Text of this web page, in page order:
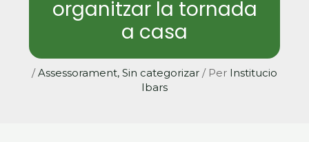
organitzar la tornada
a casa
/Assessorament, Sin categorizar / Per Institucio
Ibars